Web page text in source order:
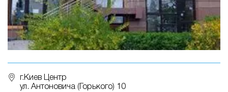
г.Киев Центр
ул. Антоновича (Горького) 10